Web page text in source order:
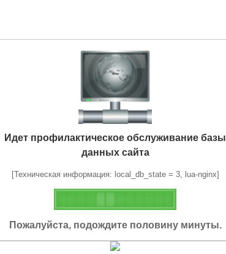
Идет профилактическое обслуживание базы
данных сайта
[Техническая информация: local_db_state = 3, lua-nginx]
Пожалуйста, подождите половину минуты.